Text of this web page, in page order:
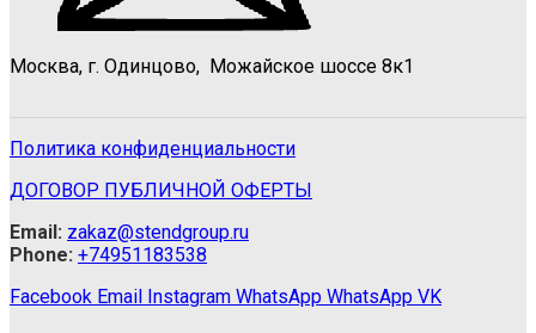
Москва, г. Одинцово, Можайское шоссе 8к1
Политика конфиденциальности
ДОГОВОР ПУБЛИЧНОЙ ОФЕРТЫ
Email: zakaz@stendgroup.ru
Phone: +74951183538
Facebook Email Instagram WhatsApp WhatsApp VK